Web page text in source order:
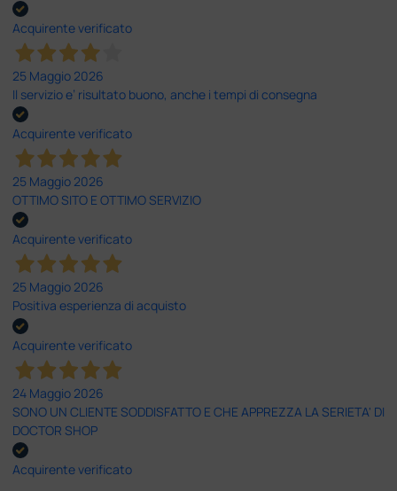
Acquirente verificato
25 Maggio 2026
Il servizio e’ risultato buono, anche i tempi di consegna
Acquirente verificato
25 Maggio 2026
OTTIMO SITO E OTTIMO SERVIZIO
Acquirente verificato
25 Maggio 2026
Positiva esperienza di acquisto
Acquirente verificato
24 Maggio 2026
SONO UN CLIENTE SODDISFATTO E CHE APPREZZA LA SERIETA' DI
DOCTOR SHOP
Acquirente verificato